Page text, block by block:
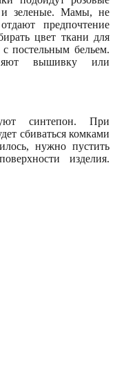
зеленые. Мамы, не
предпочтение
цвет ткани для
постельным бельем.
вышивку или
синтепон. При
сбиваться комками
нужно пустить
изделия.